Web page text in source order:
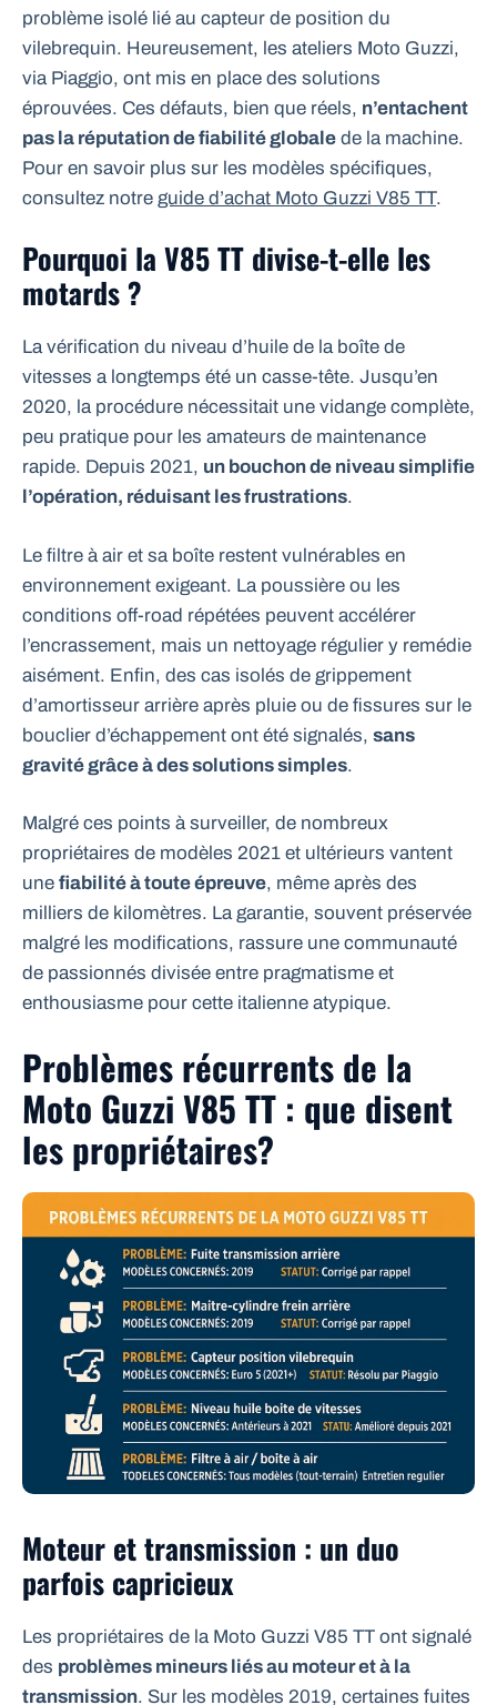
problème isolé lié au capteur de position du
vilebrequin. Heureusement, les ateliers Moto Guzzi,
via Piaggio, ont mis en place des solutions
éprouvées. Ces défauts, bien que réels, n’entachent
pas la réputation de fiabilité globale de la machine.
Pour en savoir plus sur les modèles spécifiques,
consultez notre guide d’achat Moto Guzzi V85 TT.
Pourquoi la V85 TT divise-t-elle les
motards ?
La vérification du niveau d’huile de la boîte de
vitesses a longtemps été un casse-tête. Jusqu’en
2020, la procédure nécessitait une vidange complète,
peu pratique pour les amateurs de maintenance
rapide. Depuis 2021, un bouchon de niveau simplifie
l’opération, réduisant les frustrations.
Le filtre à air et sa boîte restent vulnérables en
environnement exigeant. La poussière ou les
conditions off-road répétées peuvent accélérer
l’encrassement, mais un nettoyage régulier y remédie
aisément. Enfin, des cas isolés de grippement
d’amortisseur arrière après pluie ou de fissures sur le
bouclier d’échappement ont été signalés, sans
gravité grâce à des solutions simples.
Malgré ces points à surveiller, de nombreux
propriétaires de modèles 2021 et ultérieurs vantent
une fiabilité à toute épreuve, même après des
milliers de kilomètres. La garantie, souvent préservée
malgré les modifications, rassure une communauté
de passionnés divisée entre pragmatisme et
enthousiasme pour cette italienne atypique.
Problèmes récurrents de la
Moto Guzzi V85 TT : que disent
les propriétaires?
Moteur et transmission : un duo
parfois capricieux
Les propriétaires de la Moto Guzzi V85 TT ont signalé
des problèmes mineurs liés au moteur et à la
transmission. Sur les modèles 2019, certaines fuites